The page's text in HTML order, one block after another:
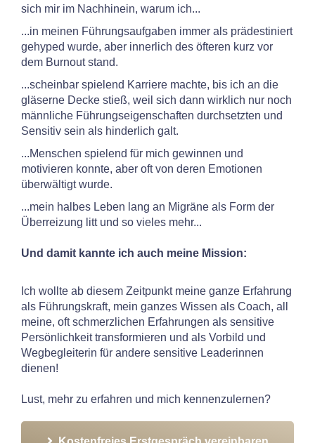
sich mir im Nachhinein, warum ich...
...in meinen Führungsaufgaben immer als prädestiniert
gehyped wurde, aber innerlich des öfteren kurz vor
dem Burnout stand.
...scheinbar spielend Karriere machte, bis ich an die
gläserne Decke stieß, weil sich dann wirklich nur noch
männliche Führungseigenschaften durchsetzten und
Sensitiv sein als hinderlich galt.
...Menschen spielend für mich gewinnen und
motivieren konnte, aber oft von deren Emotionen
überwältigt wurde.
...mein halbes Leben lang an Migräne als Form der
Überreizung litt und so vieles mehr...
Und damit kannte ich auch meine Mission:
Ich wollte ab diesem Zeitpunkt meine ganze Erfahrung
als Führungskraft, mein ganzes Wissen als Coach, all
meine, oft schmerzlichen Erfahrungen als sensitive
Persönlichkeit transformieren und als Vorbild und
Wegbegleiterin für andere sensitive Leaderinnen
dienen!
Lust, mehr zu erfahren und mich kennenzulernen?